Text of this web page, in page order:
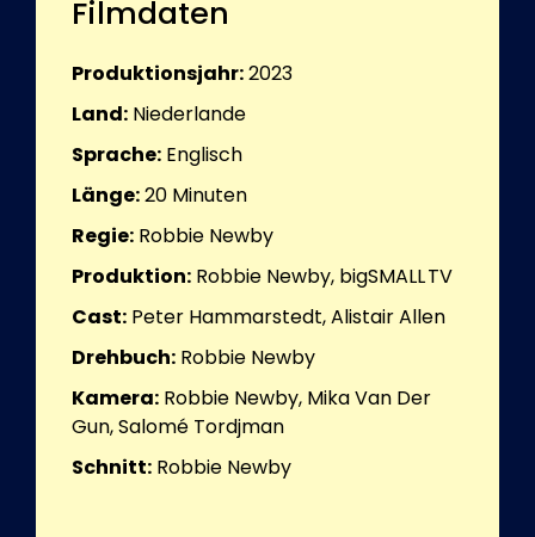
Filmdaten
Produktionsjahr:2023
Land: Niederlande
Sprache: Englisch
Länge:20 Minuten
Regie: Robbie Newby
Produktion: Robbie Newby, bigSMALL TV
Cast: Peter Hammarstedt, Alistair Allen
Drehbuch: Robbie Newby
Kamera: Robbie Newby, Mika Van Der
Gun, Salomé Tordjman
Schnitt: Robbie Newby